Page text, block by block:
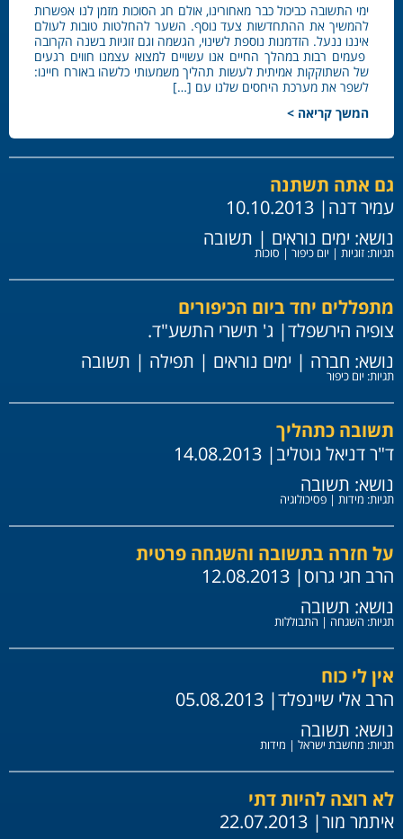
ימי התשובה כביכול כבר מאחורינו, אולם חג הסוכות מזמן לנו אפשרות
להמשיך את ההתחדשות צעד נוסף. השער להחלטות טובות לעולם
איננו ננעל. הזדמנות נוספת לשינוי, הגשמה וגם זוגיות בשנה הקרובה
פעמים רבות במהלך החיים אנו עשויים למצוא עצמנו חווים רגעים
של השתוקקות אמיתית לעשות תהליך משמעותי כלשהו באורח חיינו:
לשפר את מערכת היחסים שלנו עם […]
המשך קריאה >
גם אתה תשתנה
עמיר דנה| 10.10.2013
נושא: ימים נוראים | תשובה
תגיות: זוגיות | יום כיפור | סוכות
מתפללים יחד ביום הכיפורים
צופיה הירשפלד| ג' תישרי התשע"ד.
נושא: חברה | ימים נוראים | תפילה | תשובה
תגיות: יום כיפור
תשובה כתהליך
ד"ר דניאל גוטליב| 14.08.2013
נושא: תשובה
תגיות: מידות | פסיכולוגיה
על חזרה בתשובה והשגחה פרטית
הרב חגי גרוס| 12.08.2013
נושא: תשובה
תגיות: השגחה | התבוללות
אין לי כוח
הרב אלי שיינפלד| 05.08.2013
נושא: תשובה
תגיות: מחשבת ישראל | מידות
לא רוצה להיות דתי
איתמר מור| 22.07.2013